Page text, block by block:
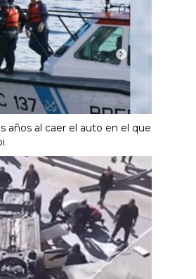
años al caer el auto en el que